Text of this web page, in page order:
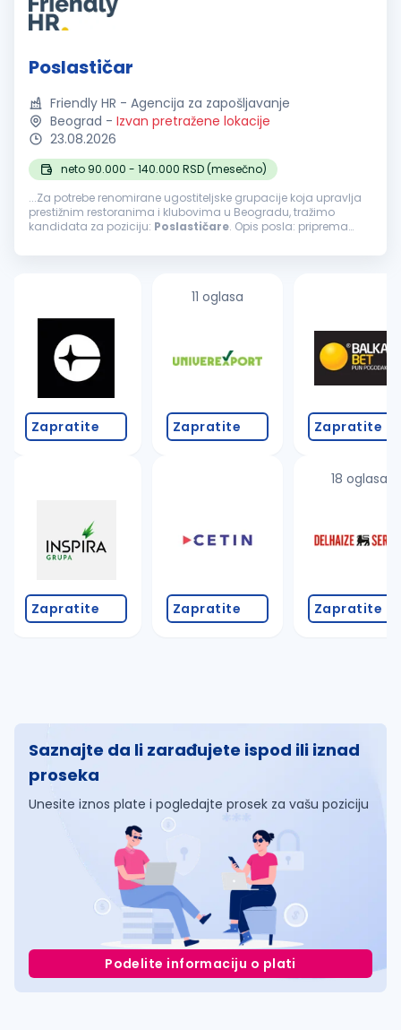
Poslastičar
Friendly HR - Agencija za zapošljavanje
Beograd - Izvan pretražene lokacije
23.08.2026
neto 90.000 - 140.000 RSD (mesečno)
...Za potrebe renomirane ugostiteljske grupacije koja upravlja
prestižnim restoranima i klubovima u Beogradu, tražimo
kandidata za poziciju: Poslastičare. Opis posla: priprema
dekoracija deserata...
Zapratite
Zapratite
11 oglasa
Zapratite
Zapratite
Zapratite
18 oglasa
Zapratite
Saznajte da li zarađujete ispod ili iznad
proseka
Unesite iznos plate i pogledajte prosek za vašu poziciju
Podelite informaciju o plati